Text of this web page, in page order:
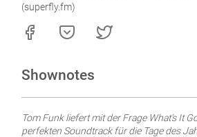
(superfly.fm)
Shownotes
Tom Funk liefert mit der Frage What’s It
perfekten Soundtrack für die Tage des